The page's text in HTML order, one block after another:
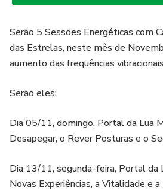
Serão 5 Sessões Energéticas com
das Estrelas, neste mês de
aumento das frequências
Serão eles:
Dia 05/11, domingo, Portal da Lua
Desapegar, o Rever Posturas e o
Dia 13/11, segunda-feira, Portal da
Novas Experiências, a Vitalidade e a